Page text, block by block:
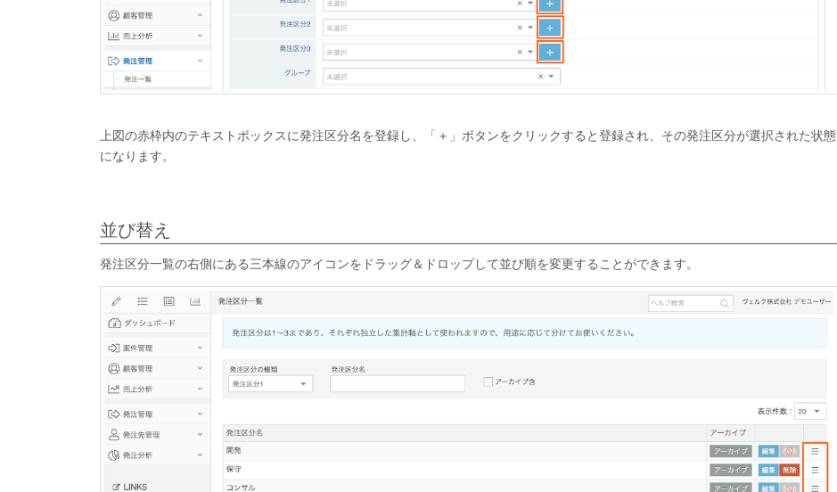
上図の赤枠内のテキストボックスに発注区分名を登録し、「＋」ボタンをクリックすると登録され、その発注区分が選択された状態
になります。
並び替え
発注区分一覧の右側にある三本線のアイコンをドラッグ＆ドロップして並び順を変更することができます。